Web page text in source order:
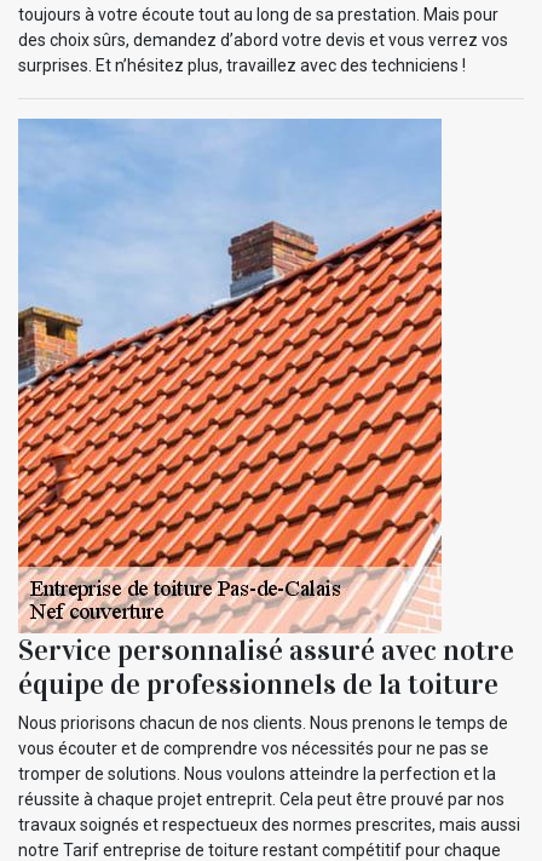
toujours à votre écoute tout au long de sa prestation. Mais pour
des choix sûrs, demandez d’abord votre devis et vous verrez vos
surprises. Et n’hésitez plus, travaillez avec des techniciens !
Service personnalisé assuré avec notre
équipe de professionnels de la toiture
Nous priorisons chacun de nos clients. Nous prenons le temps de
vous écouter et de comprendre vos nécessités pour ne pas se
tromper de solutions. Nous voulons atteindre la perfection et la
réussite à chaque projet entreprit. Cela peut être prouvé par nos
travaux soignés et respectueux des normes prescrites, mais aussi
notre Tarif entreprise de toiture restant compétitif pour chaque